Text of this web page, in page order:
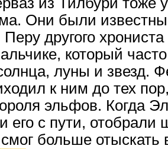
Они были
другого
который
луны и звезд.
к ним до тех
эльфов. Когда
его с пути,
больше